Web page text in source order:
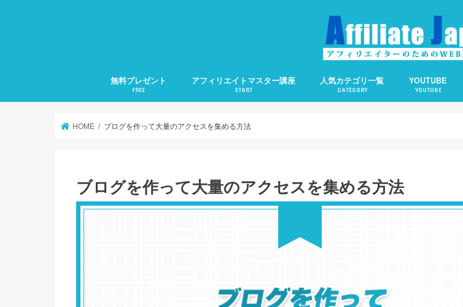
無料プレゼント
FREE
アフィリエイトマスター講座
START
人気カテゴリ一覧
CATEGORY
YOUTUBE
YOUTUBE
HOME ブログを作って大量のアクセスを集める方法
ブログを作って大量のアクセスを集める方法